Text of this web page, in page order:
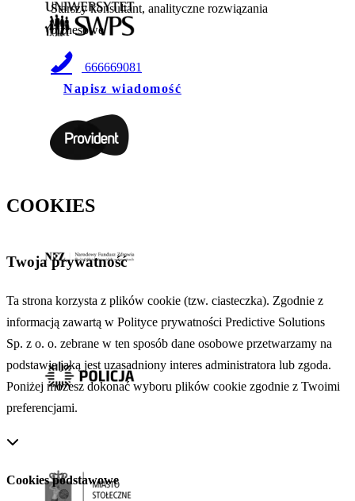
Starszy konsultant, analityczne rozwiązania
biznesowe
666669081
Napisz wiadomość
COOKIES
Twoja prywatność
Ta strona korzysta z plików cookie (tzw. ciasteczka). Zgodnie z
informacją zawartą w Polityce prywatności Predictive Solutions
Sp. z o. o. zebrane w ten sposób dane osobowe przetwarzamy na
podstawie jaką jest uzasadniony interes administratora lub zgoda.
Poniżej możesz dokonać wyboru plików cookie zgodnie z Twoimi
preferencjami.
Cookies podstawowe